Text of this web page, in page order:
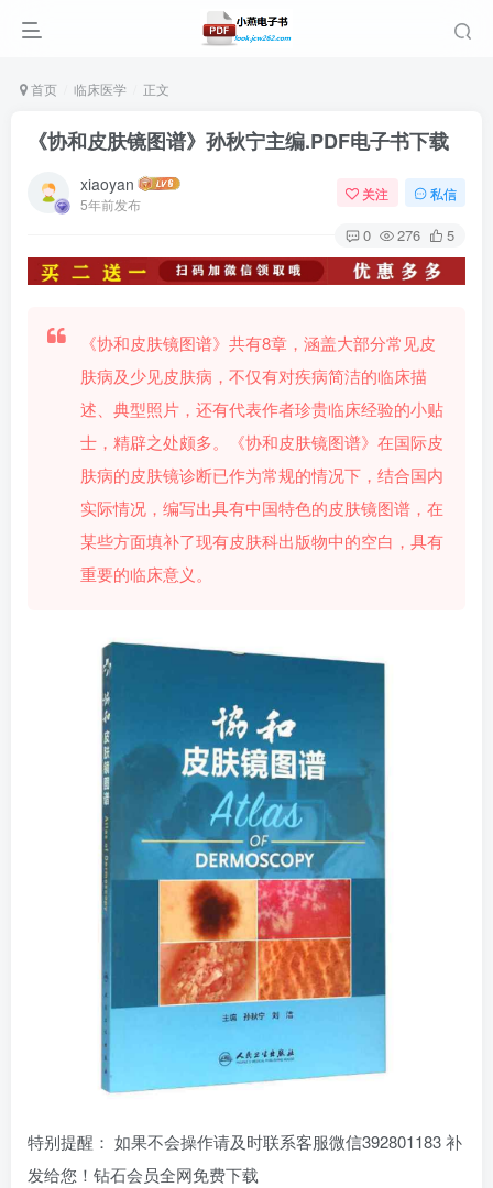
首页 临床医学 正文
《协和皮肤镜图谱》孙秋宁主编.PDF电子书下载
xiaoyan
5年前发布
关注 私信
0 276 5
《协和皮肤镜图谱》共有8章，涵盖大部分常见皮
肤病及少见皮肤病，不仅有对疾病简洁的临床描
述、典型照片，还有代表作者珍贵临床经验的小贴
士，精辟之处颇多。《协和皮肤镜图谱》在国际皮
肤病的皮肤镜诊断已作为常规的情况下，结合国内
实际情况，编写出具有中国特色的皮肤镜图谱，在
某些方面填补了现有皮肤科出版物中的空白，具有
重要的临床意义。
特别提醒： 如果不会操作请及时联系客服微信392801183 补
发给您！钻石会员全网免费下载